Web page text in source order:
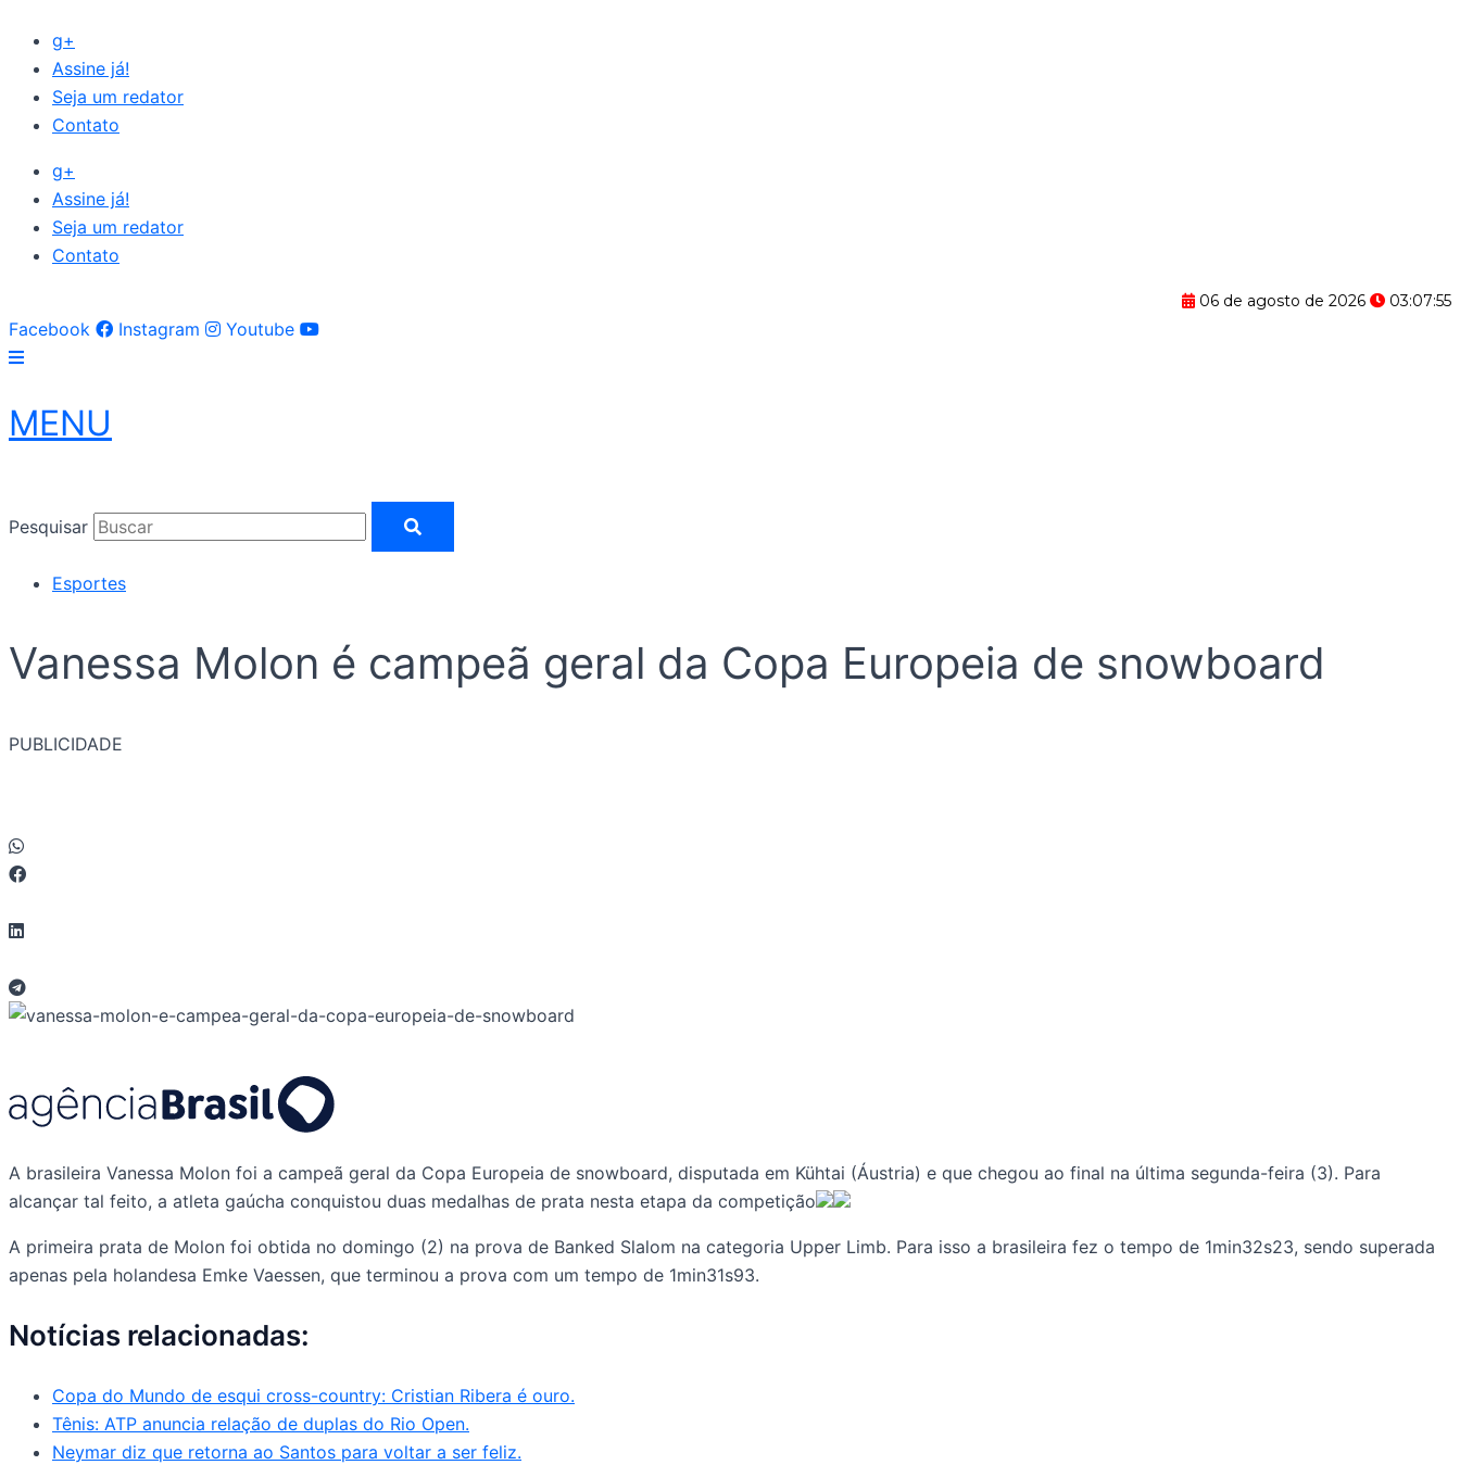
para
conteúdo
g+
Assine já!
Seja um redator
Contato
g+
Assine já!
Seja um redator
Contato
06 de agosto de 2026 03:07:56
Facebook Instagram Youtube
MENU
Pesquisar
Esportes
Vanessa Molon é campeã geral da Copa Europeia de snowboard
PUBLICIDADE
A brasileira Vanessa Molon foi a campeã geral da Copa Europeia de snowboard, disputada em Kühtai (Áustria) e que chegou ao final na última segunda-feira (3). Para
alcançar tal feito, a atleta gaúcha conquistou duas medalhas de prata nesta etapa da competição
A primeira prata de Molon foi obtida no domingo (2) na prova de Banked Slalom na categoria Upper Limb. Para isso a brasileira fez o tempo de 1min32s23, sendo superada
apenas pela holandesa Emke Vaessen, que terminou a prova com um tempo de 1min31s93.
Notícias relacionadas:
Copa do Mundo de esqui cross-country: Cristian Ribera é ouro.
Tênis: ATP anuncia relação de duplas do Rio Open.
Neymar diz que retorna ao Santos para voltar a ser feliz.